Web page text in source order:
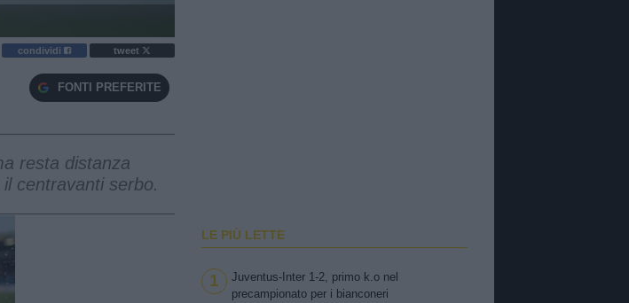
condividi
tweet
FONTI PREFERITE
resta distanza
centravanti serbo.
LE PIÙ LETTE
1
Juventus-Inter 1-2, primo k.o nel
precampionato per i bianconeri